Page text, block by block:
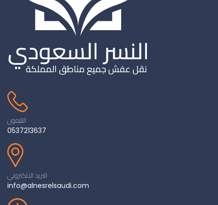
التليفون
0537213637
البريد الالكتروني
info@alnesrelsaudi.com